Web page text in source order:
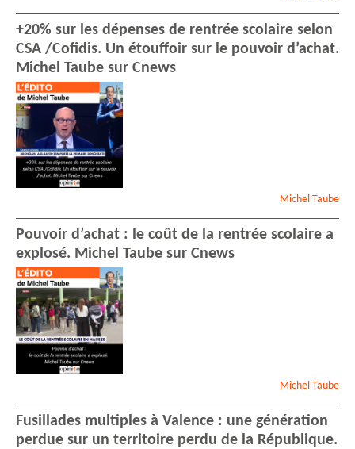
+20% sur les dépenses de rentrée scolaire selon
CSA /Cofidis. Un étouffoir sur le pouvoir d’achat.
Michel Taube sur Cnews
Michel Taube
Pouvoir d’achat : le coût de la rentrée scolaire a
explosé. Michel Taube sur Cnews
Michel Taube
Fusillades multiples à Valence : une génération
perdue sur un territoire perdu de la République.